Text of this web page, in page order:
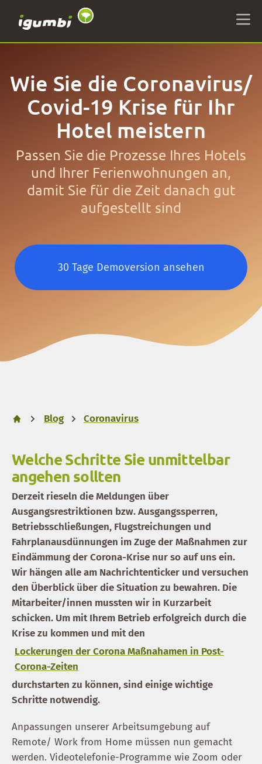
Wie Sie die Coronavirus/
Covid-19 Krise für Ihr
Hotel meistern
Passen Sie die Prozesse Ihres Hotels
und Ihrer Ferienwohnungen an,
damit Sie für die Zeit danach gut
aufgestellt sind
30 Tage Demoversion ansehen
Blog Coronavirus
Welche Schritte Sie unmittelbar
angehen sollten
Derzeit rieseln die Meldungen über
Ausgangsrestriktionen bzw. Ausgangssperren,
Betriebsschließungen, Flugstreichungen und
Fahrplanausdünnungen im Zuge der Maßnahmen zur
Eindämmung der Corona-Krise nur so auf uns ein.
Wir hängen alle am Nachrichtenticker und versuchen
den Überblick über die Situation zu bewahren. Die
Mitarbeiter/innen mussten wir in Kurzarbeit
schicken. Um mit Ihrem Betrieb erfolgreich durch die
Krise zu kommen und mit den
Lockerungen der Corona Maßnahamen in Post-
Corona-Zeiten
durchstarten zu können, sind einige wichtige
Schritte notwendig.
Anpassungen unserer Arbeitsumgebung auf
Remote/ Work from Home müssen nun gemacht
werden. Videotelefonie-Programme wie Zoom oder